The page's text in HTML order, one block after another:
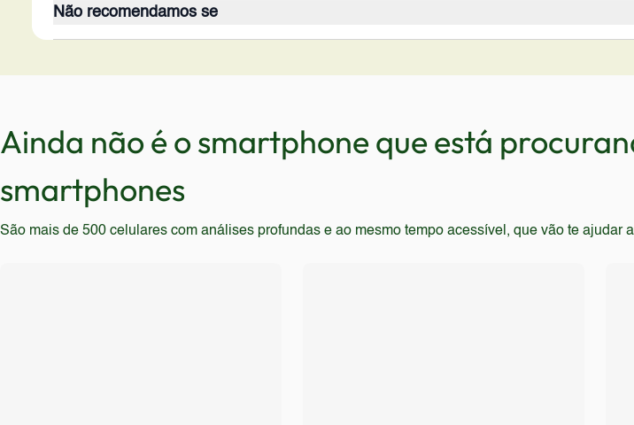
público-alvo são aqueles que buscam uma câmera frontal de alta resolução para selfies e
Usuários que necessitam de grande armazenamento para fotos, vídeos e aplicativos
Não recomendamos se
Ainda não é o smartphone que está
smartphones
São mais de 500 celulares com análises profundas e ao mesmo tempo acessível, que vão te ajudar